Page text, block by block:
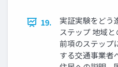
19.
実証実験をどう
ステップ 地域
前項のステップ
する交通事業者